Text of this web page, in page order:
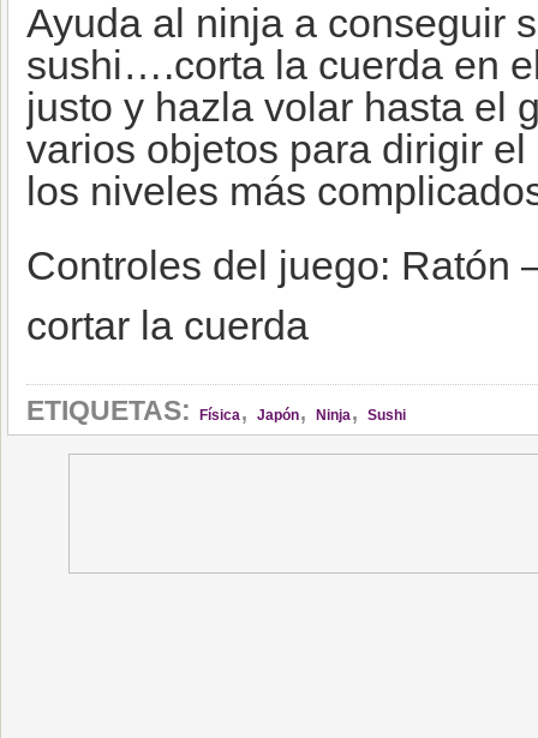
Ayuda al ninja a conseguir
sushi….corta la cuerda en
justo y hazla volar hasta el
varios objetos para dirigir
los niveles más
Controles del juego: Ratón
cortar la cuerda
ETIQUETAS: Física, Japón, Ninja, Sushi